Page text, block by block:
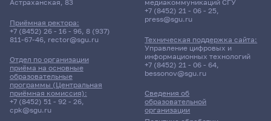
Астраханская, 83
Приёмная ректора:
+7 (8452) 26 - 16 - 96, 8 (937)
811-67-46, rector@sgu.ru
Отдел по организации
приёма на основные
образовательные
программы (Центральная
приёмная комиссия):
+7 (8452) 51 - 92 - 26,
cpk@sgu.ru
Сведения об
образовательной
организации
медиакоммуникаций СГУ
+7 (8452) 21 - 06 - 25,
press@sgu.ru
Техническая поддержка сайта:
Управление цифровых и
информационных технологий
+7 (8452) 21 - 06 - 64,
bessonov@sgu.ru